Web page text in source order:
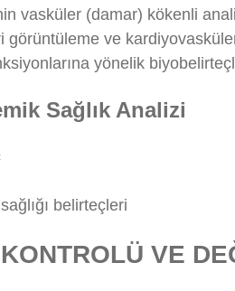
vasküler (damar) kökenli
görüntüleme ve
yönelik
Sağlık Analizi
belirteçleri
VE